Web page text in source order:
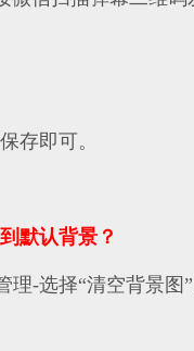
存即可。
默认背景？
-选择“清空背景图”